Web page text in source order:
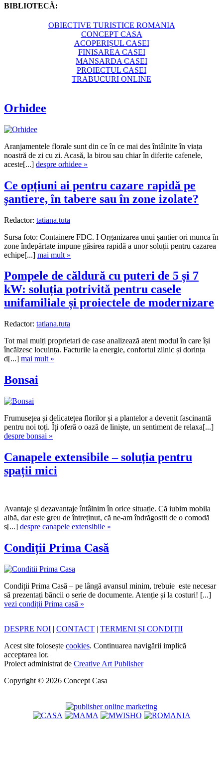
BIBLIOTECĂ:
OBIECTIVE TURISTICE ROMANIA
CONCEPT CASA
ACOPERIȘUL CASEI
FINISAREA CASEI
MANSARDA CASEI
PROIECTUL CASEI
TRABUCURI ONLINE
Orhidee
Aranjamentele florale sunt din ce în ce mai des întâlnite în viața
noastră de zi cu zi. Acasă, la birou sau chiar în diferite cafenele,
aceste[...] despre orhidee »
Ce opțiuni ai pentru cazare rapidă pe
șantiere, în tabere sau în zone izolate?
Redactor: tatiana.tuta
Sursa foto: Containere FDC. I Organizarea unui șantier ori munca în
zone îndepărtate impune găsirea rapidă a unor soluții pentru cazarea
echipe[...] mai mult »
Pompele de căldură cu puteri de 5 și 7
kW: soluția potrivită pentru casele
unifamiliale și proiectele de modernizare
Redactor: tatiana.tuta
Tot mai mulți proprietari de case analizează atent modul în care își
încălzesc locuința. Facturile la energie, confortul zilnic și dorința
d[...] mai mult »
Bonsai
Frumusețea și delicatețea florilor și a plantelor a devenit fascinantă
pentru noi toți. Îți oferă o oază de liniște, un sentiment de relaxa[...]
despre bonsai »
Canapele extensibile – soluția pentru
spații mici
Avantaje și dezavantaje întâlnim în orice situație. Că iubim mobila
albă, dar este greu de întreținut, că ne-am îndrăgostit de o comodă
s[...] despre canapele extensibile »
Condiții Prima Casă
Condiții Prima Casă – pe lângă avansul minim, trebuie este necesar
să prezentați băncii o serie de documente. Atenție și la costuri! [...]
vezi condiții Prima casă »
DESPRE NOI | CONTACT | TERMENI ȘI CONDIȚII
Acest site folosește cookies. Continuarea navigării implică
acceptarea lor.
Proiect administrat de Creative Art Publisher
Copyright © 2026 Concept Casa